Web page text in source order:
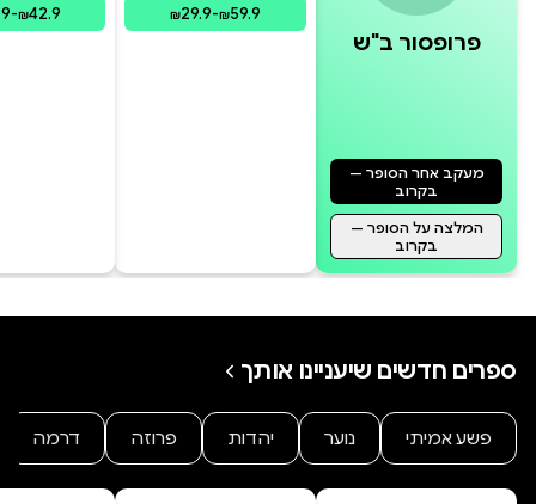
"אפשר לעזוב את שרונה, אבל שרונה
פרופסור ב"ש
מעקב אחר הסופר —
בקרוב
המלצה על הסופר —
בקרוב
₪29.9-₪59.9
-₪42.9
ספרים חדשים שיעניינו אותך
פשע אמיתי נוער יהדות פרוזה דרמה